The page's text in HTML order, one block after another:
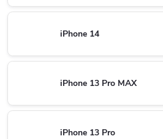
iPhone 14
iPhone 13 Pro MAX
iPhone 13 Pro